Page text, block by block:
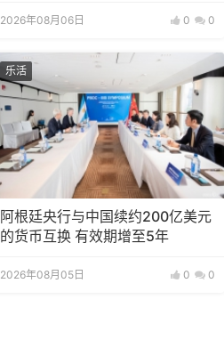
2026年08月06日 0 0
乐活
阿根廷央行与中国续约200亿美元
的货币互换 有效期增至5年
2026年08月05日 0 0